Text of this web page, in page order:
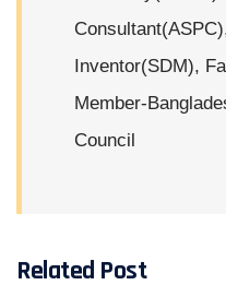
Inventor(SDM),
Member-
Council
Related Post